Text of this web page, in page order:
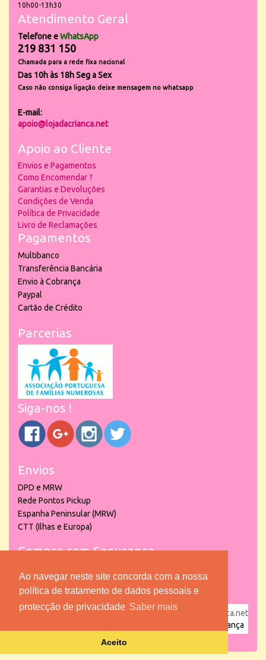
Ao navegar neste site concorda com a nossa
política de tratamento de dados pessoais e
protecção de privacidade Saber mais
Aceito
10h00-13h30
Atendimento Geral
Telefone eWhatsApp
219 831 150
Chamada para a rede fixa nacional
Das 10h às 18h Seg a Sex
Caso não consiga ligação deixe mensagem no whatsapp
E-mail:
apoio@lojadacrianca.net
Apoio ao Cliente
Envios e Pagamentos
Como Encomendar ?
Garantias e Devoluções
Condições de Venda
Política de Privacidade
Livro de Reclamações
Pagamentos
Multibanco
Transferência Bancária
Envio à Cobrança
Paypal
Cartão de Crédito
Parcerias
Siga-nos !
Envios
DPD e MRW
Rede Pontos Pickup
Espanha Peninsular (MRW)
CTT (Ilhas e Europa)
Compre com Segurança
powered by puber!a | © 2026 Copyright www.lojadacrianca.net
Loja da Criança